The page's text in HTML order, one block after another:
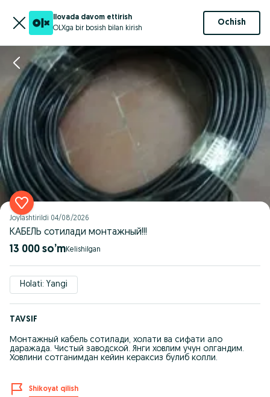
Ilovada davom ettirish
OLXga bir bosish bilan kirish
Ochish
Joylashtirildi 04/08/2026
КАБЕЛЬ сотилади монтажный!!!
13 000 so’m
Holati: Yangi
TAVSIF
Монтажный кабель сотилади, холати ва сифати ало
даражада. Чистый заводской. Янги ховлим учун олгандим.
Ховлини сотганимдан кейин кераксиз булиб колли.
Shikoyat qilish